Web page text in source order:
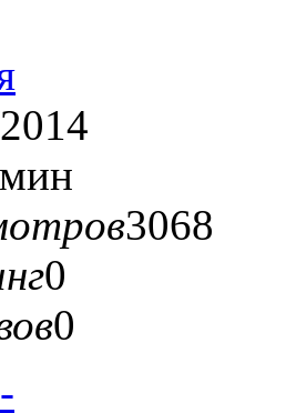
3068
0
0